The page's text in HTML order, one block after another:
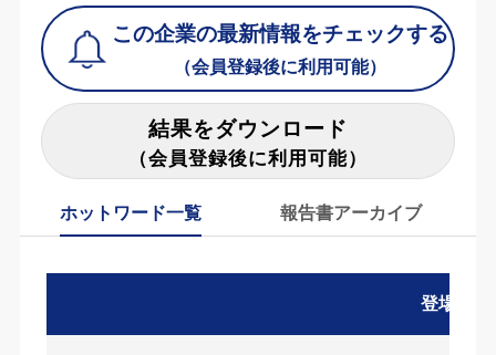
この企業の最新情報をチェックする
（会員登録後に利用可能）
結果をダウンロード
（会員登録後に利用可能）
ホットワード一覧 報告書アーカイブ
登場数